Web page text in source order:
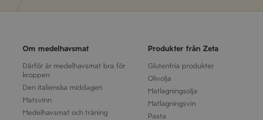
Om medelhavsmat
Därför är medelhavsmat bra för
kroppen
Den italienska middagen
Matsvinn
Medelhavsmat och träning
Produkter från Zeta
Glutenfria produkter
Olivolja
Matlagningsolja
Matlagningsvin
Pasta